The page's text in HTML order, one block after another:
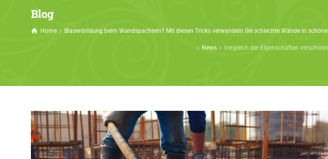
Blog
Home Blasenbildung beim Wandspachteln? Mit diesen Tricks verwandeln Sie schlechte Wände in
News Vergleich der Eigenschaften